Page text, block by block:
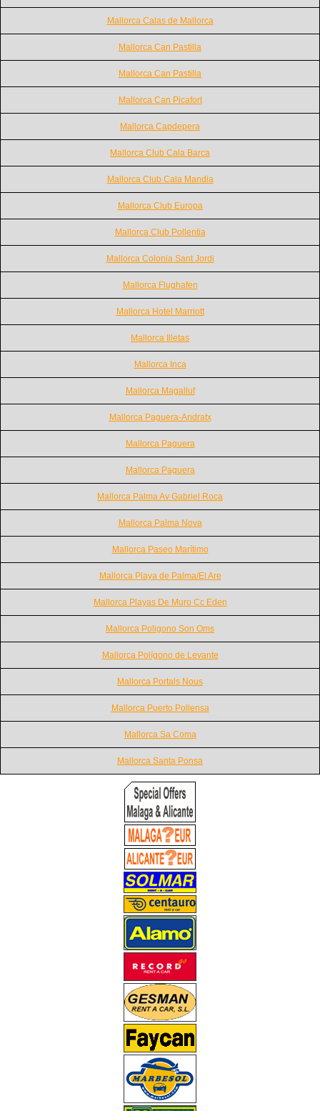
Mallorca Calas de Mallorca
Mallorca Can Pastilla
Mallorca Can Pastilla
Mallorca Can Picafort
Mallorca Capdepera
Mallorca Club Cala Barca
Mallorca Club Cala Mandia
Mallorca Club Europa
Mallorca Club Pollentia
Mallorca Colonia Sant Jordi
Mallorca Flughafen
Mallorca Hotel Marriott
Mallorca Illetas
Mallorca Inca
Mallorca Magalluf
Mallorca Paguera-Andratx
Mallorca Paguera
Mallorca Paguera
Mallorca Palma Av Gabriel Roca
Mallorca Palma Nova
Mallorca Paseo Marítimo
Mallorca Playa de Palma/El Are
Mallorca Playas De Muro Cc Eden
Mallorca Poligono Son Oms
Mallorca Polígono de Levante
Mallorca Portals Nous
Mallorca Puerto Pollensa
Mallorca Sa Coma
Mallorca Santa Ponsa